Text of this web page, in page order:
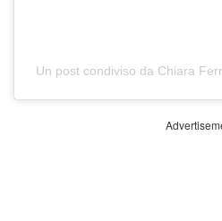
Un post condiviso da Chiara